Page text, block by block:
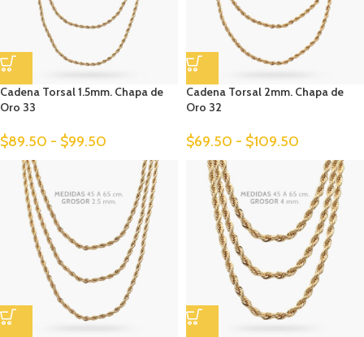
Cadena Torsal 1.5mm. Chapa de
Oro 33
$89.50 - $99.50
Cadena Torsal 2mm. Chapa de
Oro 32
$69.50 - $109.50